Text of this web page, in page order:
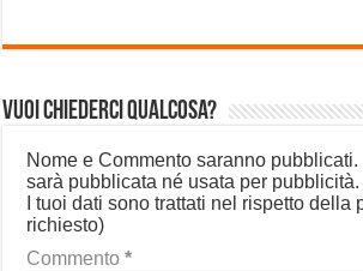
Vuoi chiederci qualcosa?
Nome e Commento saranno
sarà pubblicata né usata per pubblicità.
I tuoi dati sono trattati nel rispetto della
richiesto)
Commento*